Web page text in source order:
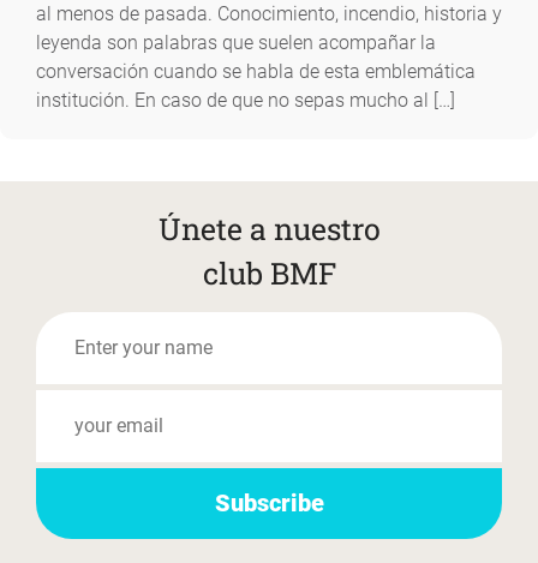
al menos de pasada. Conocimiento, incendio, historia y
leyenda son palabras que suelen acompañar la
conversación cuando se habla de esta emblemática
institución. En caso de que no sepas mucho al […]
Únete a nuestro
club BMF